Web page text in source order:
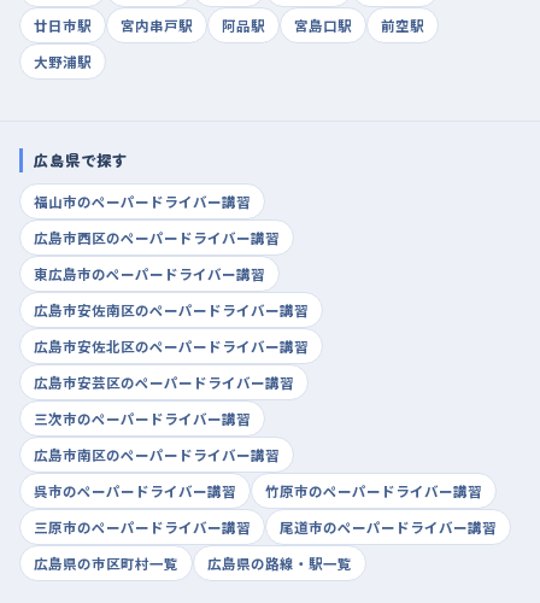
廿日市駅
宮内串戸駅 阿品駅 宮島口駅
前空駅
大野浦駅
広島県で探す
福山市のペーパードライバー講習
広島市西区のペーパードライバー講習
東広島市のペーパードライバー講習
広島市安佐南区のペーパードライバー講習
広島市安佐北区のペーパードライバー講習
広島市安芸区のペーパードライバー講習
三次市のペーパードライバー講習
広島市南区のペーパードライバー講習
呉市のペーパードライバー講習
竹原市のペーパードライバー講習
三原市のペーパードライバー講習
尾道市のペーパードライバー講習
広島県の市区町村一覧
広島県の路線・駅一覧